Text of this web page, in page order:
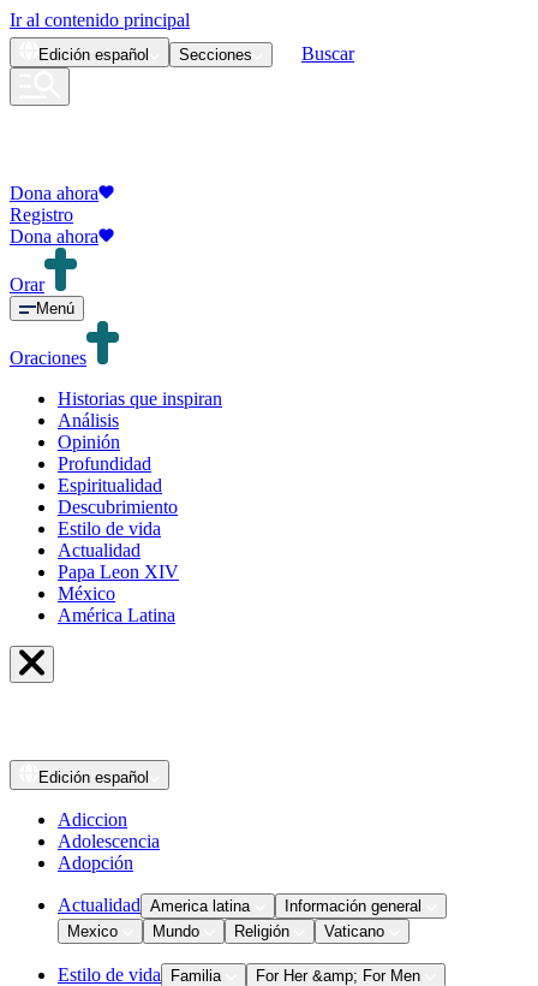
Ir al contenido principal
Edición español Secciones Buscar
Dona ahora
Registro
Dona ahora
Orar
Menú
Oraciones
Historias que inspiran
Análisis
Opinión
Profundidad
Espiritualidad
Descubrimiento
Estilo de vida
Actualidad
Papa Leon XIV
México
América Latina
Edición español
Adiccion
Adolescencia
Adopción
Actualidad America latina
Información general
Mexico
Mundo Religión Vaticano
Estilo de vida Familia
For Her &amp; For Men